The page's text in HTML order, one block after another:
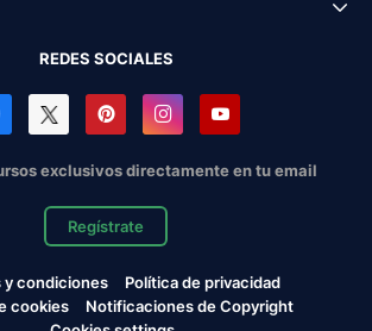
REDES SOCIALES
exclusivos directamente en tu email
Regístrate
y condiciones
Política de privacidad
cookies
Notificaciones de Copyright